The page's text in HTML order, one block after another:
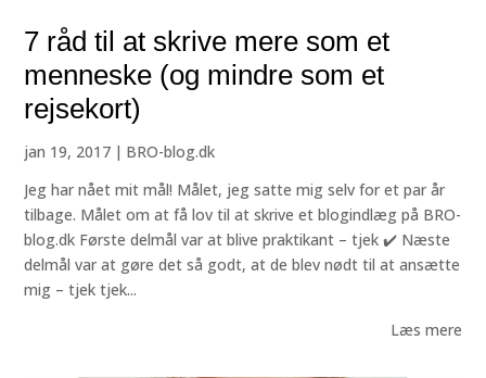
7 råd til at skrive mere som et
menneske (og mindre som et
rejsekort)
jan 19, 2017 | BRO-blog.dk
Jeg har nået mit mål! Målet, jeg satte mig selv for et par år
tilbage. Målet om at få lov til at skrive et blogindlæg på BRO-
blog.dk Første delmål var at blive praktikant – tjek ✔️ Næste
delmål var at gøre det så godt, at de blev nødt til at ansætte
mig – tjek tjek...
Læs mere